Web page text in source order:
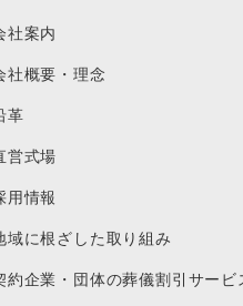
社案内
社概要・理念
革
営式場
用情報
域に根ざした取り組み
約企業・団体の葬儀割引サービ